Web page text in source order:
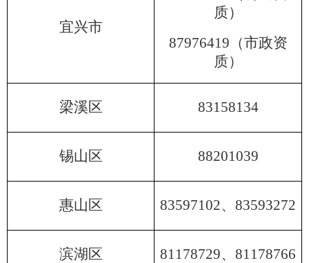
宜兴市
质）
87976419（市政资
质）
梁溪区 83158134
锡山区 88201039
惠山区 83597102、83593272
滨湖区 81178729、81178766